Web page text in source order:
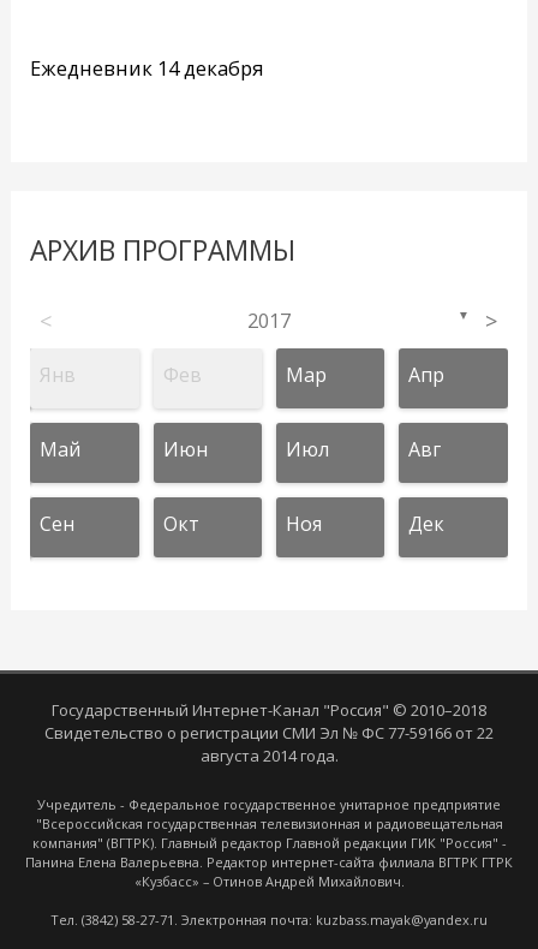
Ежедневник 14 декабря
АРХИВ ПРОГРАММЫ
< 2017 ▼ >
Янв Фев Мар Апр
Май Июн Июл Авг
Сен Окт Ноя Дек
Государственный Интернет-Канал "Россия" © 2010–2018
Свидетельство о регистрации СМИ Эл № ФС 77-59166 от 22
августа 2014 года.
Учредитель - Федеральное государственное унитарное предприятие
"Всероссийская государственная телевизионная и радиовещательная
компания" (ВГТРК). Главный редактор Главной редакции ГИК "Россия" -
Панина Елена Валерьевна. Редактор интернет-сайта филиала ВГТРК ГТРК
«Кузбасс» – Отинов Андрей Михайлович.
Тел. (3842) 58-27-71. Электронная почта: kuzbass.mayak@yandex.ru